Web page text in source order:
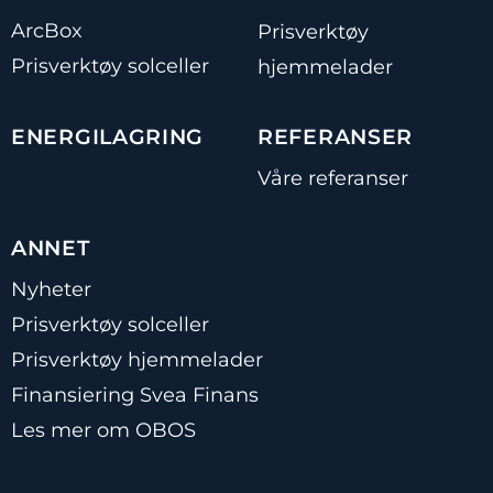
ArcBox
Prisverktøy solceller
Prisverktøy
hjemmelader
ENERGILAGRING REFERANSER
Våre referanser
ANNET
Nyheter
Prisverktøy solceller
Prisverktøy hjemmelader
Finansiering Svea Finans
Les mer om OBOS